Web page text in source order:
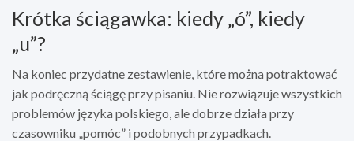
Krótka ściągawka: kiedy „ó”, kiedy
„u”?
Na koniec przydatne zestawienie, które można potraktować
jak podręczną ściągę przy pisaniu. Nie rozwiązuje wszystkich
problemów języka polskiego, ale dobrze działa przy
czasowniku „pomóc” i podobnych przypadkach.